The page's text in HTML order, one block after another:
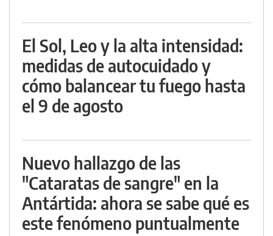
El Sol, Leo y la alta intensidad:
medidas de autocuidado y
cómo balancear tu fuego hasta
el 9 de agosto
Nuevo hallazgo de las
"Cataratas de sangre" en la
Antártida: ahora se sabe qué es
este fenómeno puntualmente